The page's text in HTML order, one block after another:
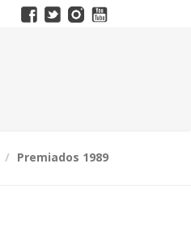
Premiados 1989